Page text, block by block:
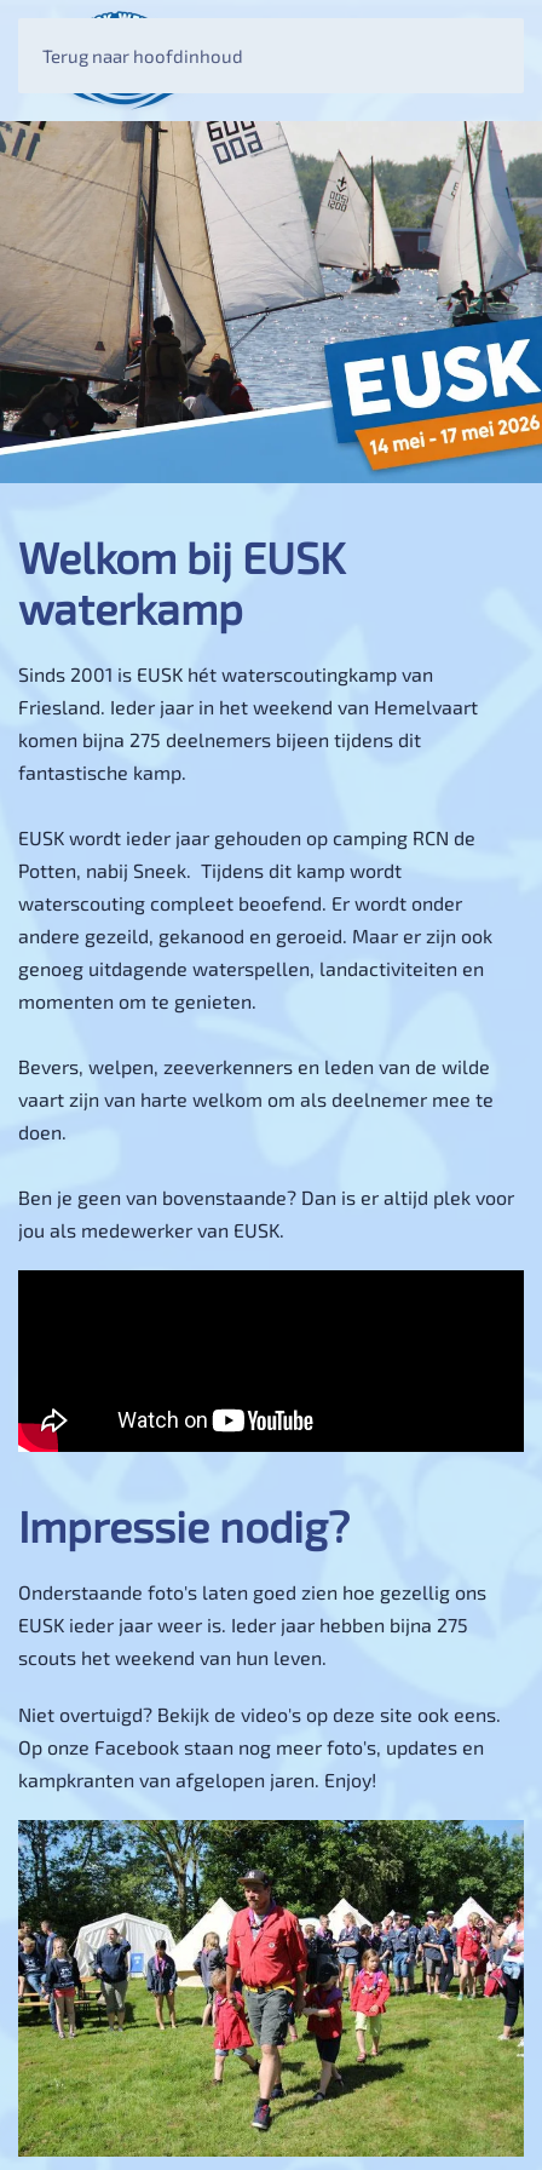
Terug naar hoofdinhoud
Welkom bij EUSK
waterkamp
Sinds 2001 is EUSK hét waterscoutingkamp van
Friesland. Ieder jaar in het weekend van Hemelvaart
komen bijna 275 deelnemers bijeen tijdens dit
fantastische kamp.
EUSK wordt ieder jaar gehouden op camping RCN de
Potten, nabij Sneek. Tijdens dit kamp wordt
waterscouting compleet beoefend. Er wordt onder
andere gezeild, gekanood en geroeid. Maar er zijn ook
genoeg uitdagende waterspellen, landactiviteiten en
momenten om te genieten.
Bevers, welpen, zeeverkenners en leden van de wilde
vaart zijn van harte welkom om als deelnemer mee te
doen.
Ben je geen van bovenstaande? Dan is er altijd plek voor
jou als medewerker van EUSK.
Impressie nodig?
Onderstaande foto's laten goed zien hoe gezellig ons
EUSK ieder jaar weer is. Ieder jaar hebben bijna 275
scouts het weekend van hun leven.
Niet overtuigd? Bekijk de video's op deze site ook eens.
Op onze Facebook staan nog meer foto's, updates en
kampkranten van afgelopen jaren. Enjoy!